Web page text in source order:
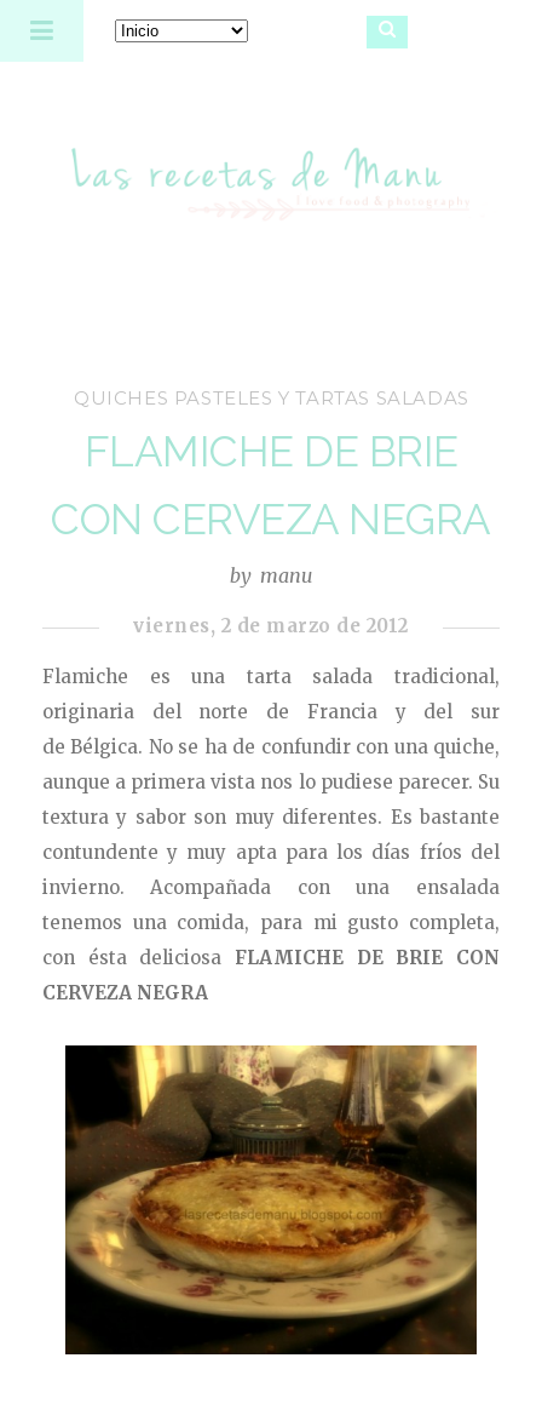
Las recetas de Manu
QUICHES PASTELES Y TARTAS SALADAS
FLAMICHE DE BRIE
CON CERVEZA NEGRA
by manu
viernes, 2 de marzo de 2012
Flamiche es una tarta salada tradicional,
originaria del norte de Francia y del sur
de Bélgica. No se ha de confundir con una quiche,
aunque a primera vista nos lo pudiese parecer. Su
textura y sabor son muy diferentes. Es bastante
contundente y muy apta para los días fríos del
invierno. Acompañada con una ensalada
tenemos una comida, para mi gusto completa,
con ésta deliciosa FLAMICHE DE BRIE CON
CERVEZA NEGRA